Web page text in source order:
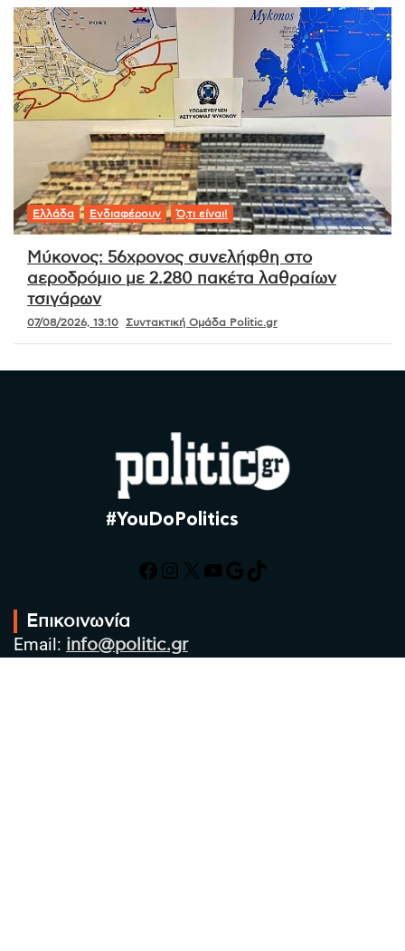
Ελλάδα Ενδιαφέρουν Ό,τι είναι!
Μύκονος: 56χρονος συνελήφθη στο
αεροδρόμιο με 2.280 πακέτα λαθραίων
τσιγάρων
07/08/2026, 13:10 Συντακτική Ομάδα Politic.gr
#YouDoPolitics
Facebook
Instagram
X YouTube
Google
TikTok
Επικοινωνία
Email: info@politic.gr